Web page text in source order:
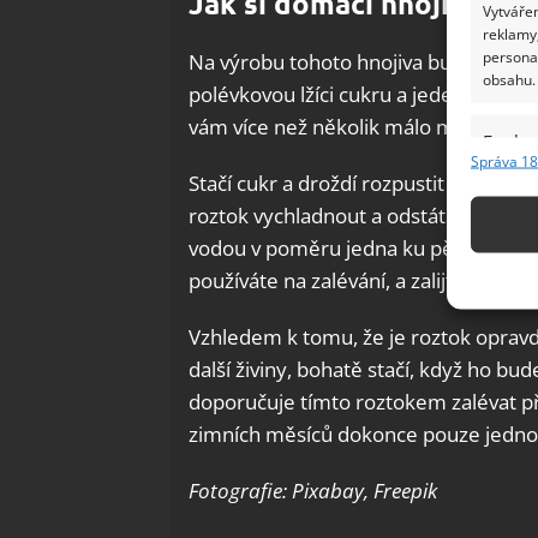
obsahu.
Funkce
Správa
Na výrobu tohoto hnojiva budete
polévkovou lžíci cukru a jeden litr
vám více než několik málo minut.
Stačí cukr a droždí rozpustit a
roztok vychladnout a odstát. Po
vodou v poměru jedna ku pěti.
používáte na zalévání, a zalijte jím
Vzhledem k tomu, že je roztok
další živiny, bohatě stačí, když ho
doporučuje tímto roztokem zalévat
zimních měsíců dokonce pouze
Fotografie: Pixabay, Freepik